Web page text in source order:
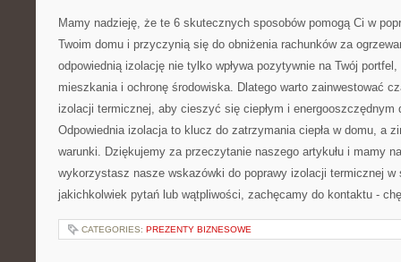
Mamy nadzieję, ⁤że te 6 skutecznych sposobów‌ pomogą Ci w
Twoim domu i⁢ przyczynią się do ‍obniżenia rachunków za⁤
odpowiednią izolację nie tylko wpływa pozytywnie na Twój
mieszkania i ochronę środowiska.⁢ Dlatego warto zainwestować
izolacji termicznej, ‌aby ⁤cieszyć ⁣się ciepłym i energooszczędnym
Odpowiednia izolacja to klucz do zatrzymania​ ciepła w domu, ⁢a
⁤warunki. ⁢Dziękujemy za przeczytanie naszego artykułu i mamy
wykorzystasz nasze⁣ wskazówki do‍ poprawy izolacji termicznej w
jakichkolwiek pytań⁢ lub wątpliwości, zachęcamy⁢ do kontaktu‌ -⁢
CATEGORIES: PREZENTY BIZNESOWE